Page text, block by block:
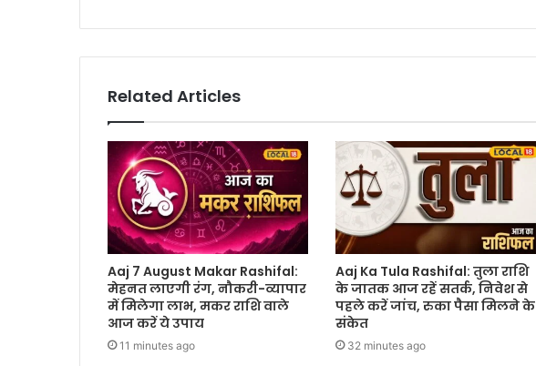
Related Articles
Aaj 7 August Makar Rashifal:
मेहनत लाएगी रंग, नौकरी-व्यापार
में मिलेगा लाभ, मकर राशि वाले
आज करें ये उपाय
11 minutes ago
Aaj Ka Tula Rashifal: तुला राशि
के जातक आज रहें सतर्क, निवेश से
पहले करें जांच, रुका पैसा मिलने के
संकेत
32 minutes ago